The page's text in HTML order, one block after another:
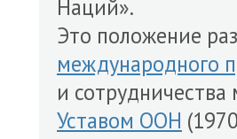
Наций».
Это положение
международного
и
Уставом ООН